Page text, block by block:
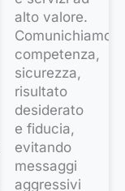
alto valore.
Comunichiamo
competenza,
sicurezza,
risultato
desiderato
e fiducia,
evitando
messaggi
aggressivi